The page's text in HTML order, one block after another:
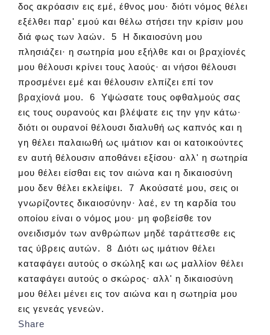
δος ακρόασιν εις εμέ, έθνος μου· διότι νόμος θέλει
εξέλθει παρ' εμού και θέλω στήσει την κρίσιν μου
διά φως των λαών. 5 Η δικαιοσύνη μου
πλησιάζει· η σωτηρία μου εξήλθε και οι βραχίονές
μου θέλουσι κρίνει τους λαούς· αι νήσοι θέλουσι
προσμένει εμέ και θέλουσιν ελπίζει επί τον
βραχίονά μου. 6 Υψώσατε τους οφθαλμούς σας
εις τους ουρανούς και βλέψατε εις την γην κάτω·
διότι οι ουρανοί θέλουσι διαλυθή ως καπνός και η
γη θέλει παλαιωθή ως ιμάτιον και οι κατοικούντες
εν αυτή θέλουσιν αποθάνει εξίσου· αλλ' η σωτηρία
μου θέλει είσθαι εις τον αιώνα και η δικαιοσύνη
μου δεν θέλει εκλείψει. 7 Ακούσατέ μου, σεις οι
γνωρίζοντες δικαιοσύνην· λαέ, εν τη καρδία του
οποίου είναι ο νόμος μου· μη φοβείσθε τον
ονειδισμόν των ανθρώπων μηδέ ταράττεσθε εις
τας ύβρεις αυτών. 8 Διότι ως ιμάτιον θέλει
καταφάγει αυτούς ο σκώληξ και ως μαλλίον θέλει
καταφάγει αυτούς ο σκώρος· αλλ' η δικαιοσύνη
μου θέλει μένει εις τον αιώνα και η σωτηρία μου
εις γενεάς γενεών.
Share